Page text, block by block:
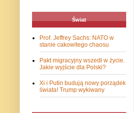
Świat
Prof. Jeffrey Sachs: NATO w
stanie cakowitego chaosu
Pakt migracyjny wszedł w życie.
Jakie wyjście dla Polski?
Xi i Putin budują nowy porządek
świata! Trump wykiwany